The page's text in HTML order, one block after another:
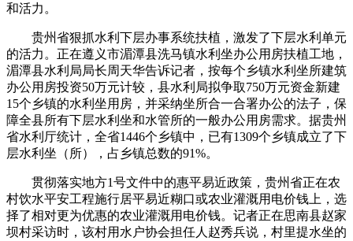
和活力。
贵州省狠抓水利下层办事系统扶植，激发了下层水利单元
的活力。正在遵义市湄潭县洗马镇水利坐办公用房扶植工地，
湄潭县水利局局长周天华告诉记者，按每个乡镇水利坐所建筑
办公用房投资50万元计较，县水利局拟争取750万元资金新建
15个乡镇的水利坐用房，并采纳坐所合一合署办公的法子，保
障全县所有下层水利坐和水管所的一般办公用房需求。据贵州
省水利厅统计，全省1446个乡镇中，已有1309个乡镇成立了下
层水利坐（所），占乡镇总数的91%。
贯彻落实地方1号文件中的惠平易近政策，贵州省正在农
村饮水平安工程施行居平易近糊口或农业灌溉用电价钱上，选
择了相对更为优惠的农业灌溉用电价钱。记者正在思南县赵家
坝村采访时，该村用水户协会担任人赵秀兵说，村里提水坐的